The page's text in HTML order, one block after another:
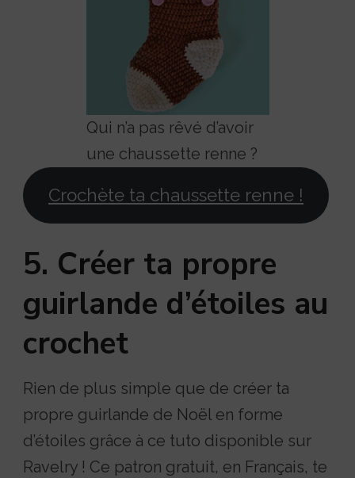
Qui n’a pas rêvé d’avoir
une chaussette renne ?
Crochète ta chaussette renne !
5. Créer ta propre
guirlande d’étoiles au
crochet
Rien de plus simple que de créer ta
propre guirlande de Noël en forme
d’étoiles grâce à ce tuto disponible sur
Ravelry ! Ce patron gratuit, en Français, te